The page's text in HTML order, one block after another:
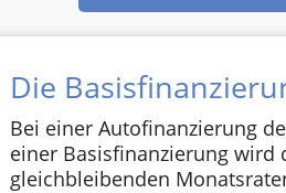
Die
Bei einer Autofinanzierung
einer Basisfinanzierung wird
gleichbleibenden